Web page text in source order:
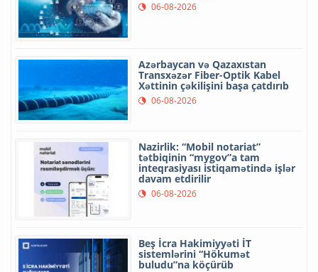
06-08-2026
Azərbaycan və Qazaxıstan
Transxəzər Fiber-Optik Kabel
Xəttinin çəkilişini başa çatdırıb
06-08-2026
Nazirlik: “Mobil notariat”
tətbiqinin “mygov”a tam
inteqrasiyası istiqamətində işlər
davam etdirilir
06-08-2026
Beş İcra Hakimiyyəti İT
sistemlərini “Hökumət
buludu”na köçürüb